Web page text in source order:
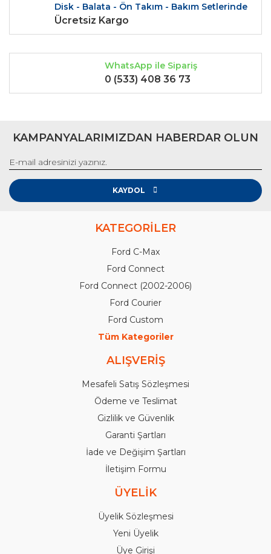
Disk - Balata - Ön Takım - Bakım Setlerinde
Ücretsiz Kargo
WhatsApp ile Sipariş
0 (533) 408 36 73
KAMPANYALARIMIZDAN HABERDAR OLUN
KAYDOL
KATEGORİLER
Ford C-Max
Ford Connect
Ford Connect (2002-2006)
Ford Courier
Ford Custom
Tüm Kategoriler
ALIŞVERİŞ
Mesafeli Satış Sözleşmesi
Ödeme ve Teslimat
Gizlilik ve Güvenlik
Garanti Şartları
İade ve Değişim Şartları
İletişim Formu
ÜYELİK
Üyelik Sözleşmesi
Yeni Üyelik
Üye Girişi